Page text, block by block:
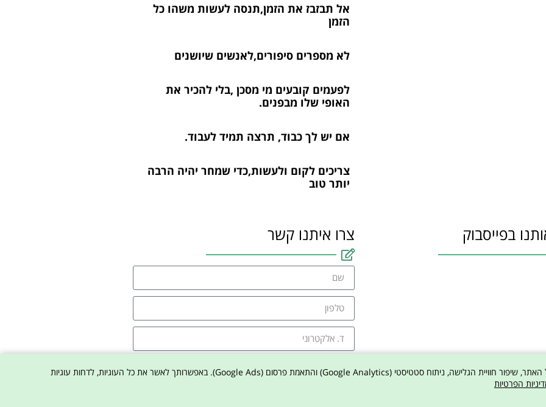
אל תבזבז את הזמן,תנסה לעשות משהו כל
הזמן
לא מספרים סיפורים,לאנשים שיושנים
לפעמים קובעים מי מסכן ,בלי להכיר את
האופי שלו מבפנים.
אם יש לך כבוד, תרצה תמיד לעבוד.
צריכים לקום ולעשות,כדי שמחר יהיה הרבה
יותר טוב
בפייסבוק צרו איתנו קשר
אני מסכים למדיניות הפרטיות באתרבאתר נעשה שימוש בקובצי עוגיות (Cookies) וכלי צד ג' לצורך תפעול האתר, שיפור חוויית הגלישה, ניתוח סטטיסטי (Google Analytics) והתאמת פרסום (Google Ads). באפשרותך לאשר את כל העוגיות, לדחות עוגיות
הפרטיות